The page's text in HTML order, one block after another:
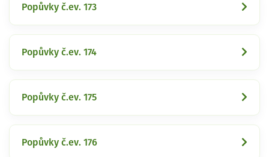
Popůvky č.ev. 173
Popůvky č.ev. 174
Popůvky č.ev. 175
Popůvky č.ev. 176